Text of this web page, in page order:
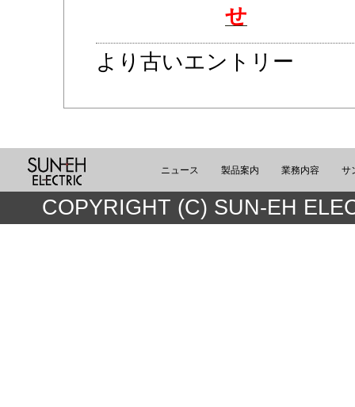
せ
より古いエントリー
ニュース 製品案内 業務内容 サ
COPYRIGHT (C) SUN-EH